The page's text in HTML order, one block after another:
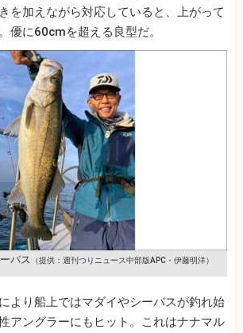
を加えながら対応していると、上がって
優に60cmを超える良型だ。
バス （提供：週刊つりニュース中部版APC・伊藤明洋）
より船上ではマダイやシーバスが釣れ始
アングラーにもヒット。これはナナマル